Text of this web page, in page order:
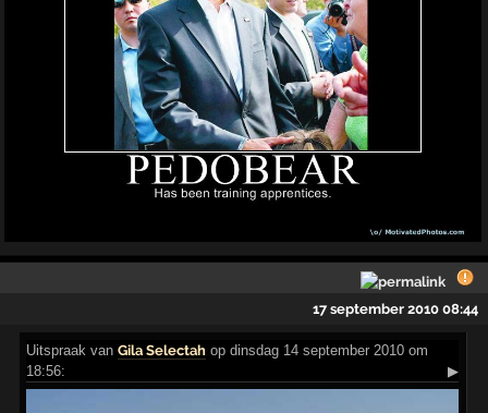
17 september 2010 08:44
Uitspraak vanGila Selectah op dinsdag 14 september 2010 om
18:56:
▶